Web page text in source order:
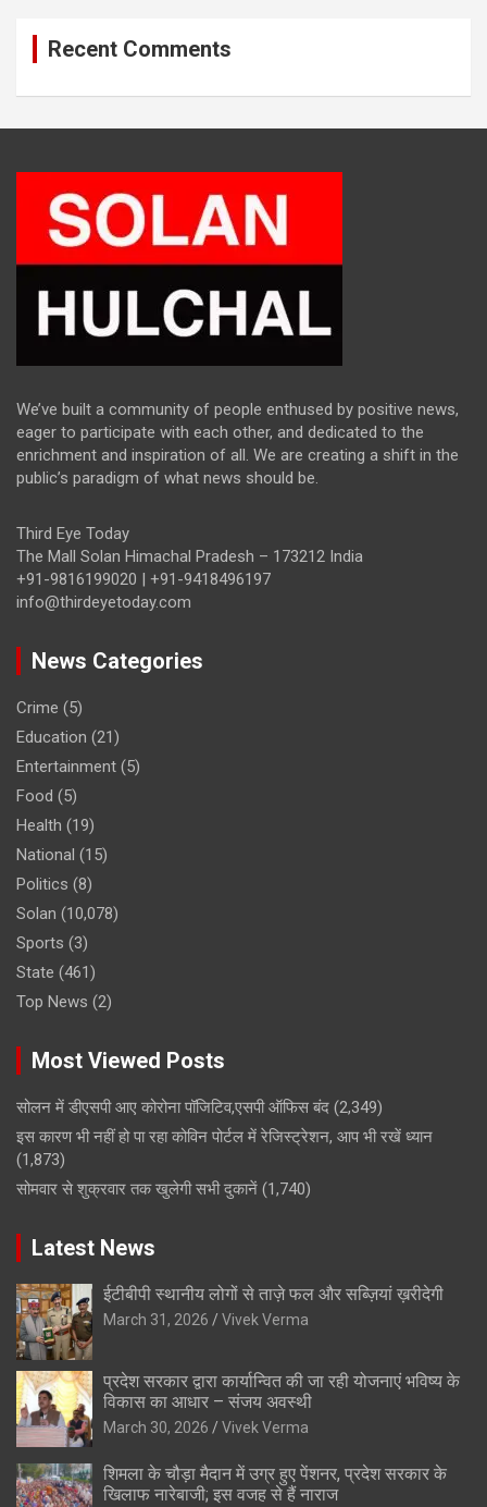
Recent Comments
We’ve built a community of people enthused by positive news,
eager to participate with each other, and dedicated to the
enrichment and inspiration of all. We are creating a shift in the
public’s paradigm of what news should be.
Third Eye Today
The Mall Solan Himachal Pradesh – 173212 India
+91-9816199020 | +91-9418496197
info@thirdeyetoday.com
News Categories
Crime (5)
Education (21)
Entertainment (5)
Food (5)
Health (19)
National (15)
Politics (8)
Solan (10,078)
Sports (3)
State (461)
Top News (2)
Most Viewed Posts
सोलन में डीएसपी आए कोरोना पॉजिटिव,एसपी ऑफिस बंद (2,349)
इस कारण भी नहीं हो पा रहा कोविन पोर्टल में रेजिस्ट्रेशन, आप भी रखें ध्यान
(1,873)
सोमवार से शुक्रवार तक खुलेगी सभी दुकानें (1,740)
Latest News
ईटीबीपी स्थानीय लोगों से ताज़े फल और सब्ज़ियां ख़रीदेगी
March 31, 2026 Vivek Verma
प्रदेश सरकार द्वारा कार्यान्वित की जा रही योजनाएं भविष्य के
विकास का आधार – संजय अवस्थी
March 30, 2026 Vivek Verma
शिमला के चौड़ा मैदान में उग्र हुए पेंशनर, प्रदेश सरकार के
खिलाफ नारेबाजी; इस वजह से हैं नाराज